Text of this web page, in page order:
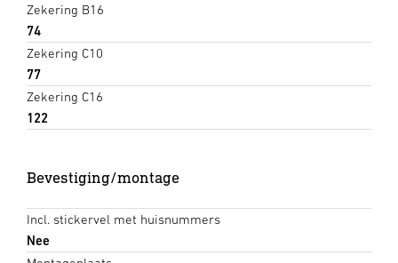
Zekering B16
74
Zekering C10
77
Zekering C16
122
Bevestiging/montage
Incl. stickervel met huisnummers
Nee